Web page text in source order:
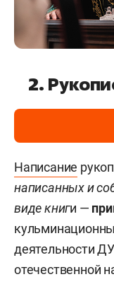
2.
Написание
написанных и
виде книги —
деятельности
отечественной